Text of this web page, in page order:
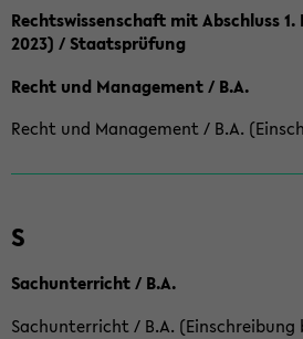
Rechtswissenschaft mit Abschluss 1.
2023) / Staatsprüfung
Recht und Management / B.A.
Recht und Management / B.A.
S
Sachunterricht / B.A.
Sachunterricht / B.A. (Einschreibung